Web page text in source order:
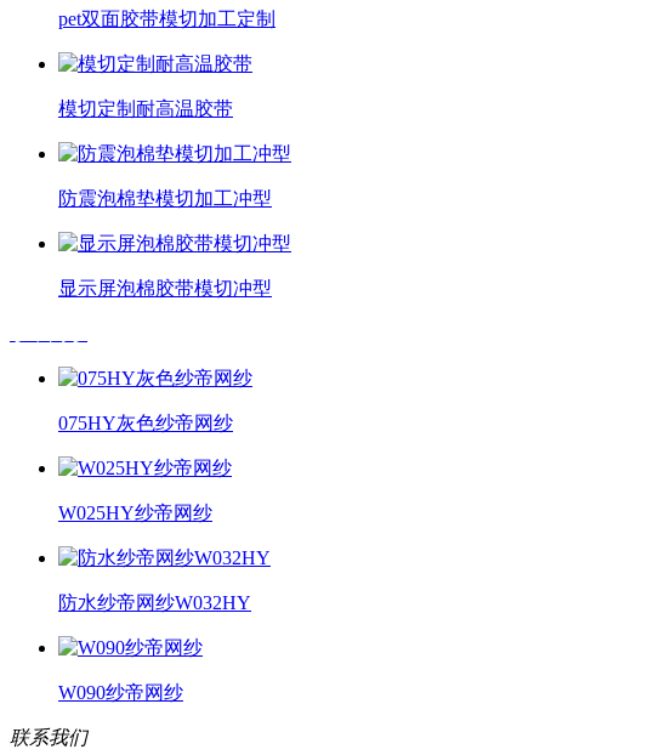
pet双面胶带模切加工定制
模切定制耐高温胶带
防震泡棉垫模切加工冲型
显示屏泡棉胶带模切冲型
075HY灰色纱帝网纱
W025HY纱帝网纱
防水纱帝网纱W032HY
W090纱帝网纱
联系我们